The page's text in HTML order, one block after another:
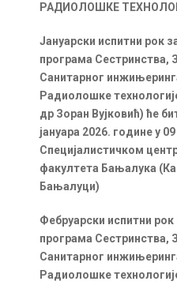
РАДИОЛОШКЕ
Јануарски испитни рок
програма Сестринства,
Санитарног
Радиолошке
др Зоран Вујковић) ће
јануара 2026. године у
Специјалистичком
факултета Бањалука
Бањалуци)
Фебруарски испитни
програма Сестринства,
Санитарног
Радиолошке